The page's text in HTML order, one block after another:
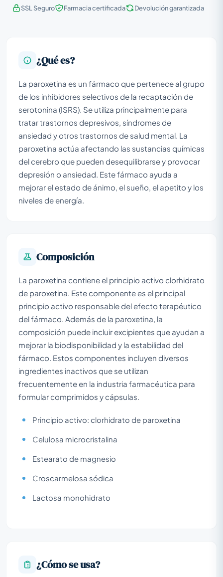
SSL Seguro Farmacia certificada Devolución garantizada
¿Qué es?
La paroxetina es un fármaco que pertenece al grupo
de los inhibidores selectivos de la recaptación de
serotonina (ISRS). Se utiliza principalmente para
tratar trastornos depresivos, síndromes de
ansiedad y otros trastornos de salud mental. La
paroxetina actúa afectando las sustancias químicas
del cerebro que pueden desequilibrarse y provocar
depresión o ansiedad. Este fármaco ayuda a
mejorar el estado de ánimo, el sueño, el apetito y los
niveles de energía.
Composición
La paroxetina contiene el principio activo clorhidrato
de paroxetina. Este componente es el principal
principio activo responsable del efecto terapéutico
del fármaco. Además de la paroxetina, la
composición puede incluir excipientes que ayudan a
mejorar la biodisponibilidad y la estabilidad del
fármaco. Estos componentes incluyen diversos
ingredientes inactivos que se utilizan
frecuentemente en la industria farmacéutica para
formular comprimidos y cápsulas.
Principio activo: clorhidrato de paroxetina
Celulosa microcristalina
Estearato de magnesio
Croscarmelosa sódica
Lactosa monohidrato
¿Cómo se usa?